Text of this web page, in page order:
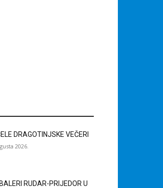
DRAGOTINJSKE VEČERI
2026.
RUDAR-PRIJEDOR U